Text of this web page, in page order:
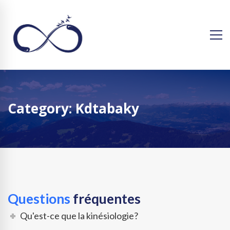
Category: Kdtabaky
Questions fréquentes
Qu'est-ce que la kinésiologie?